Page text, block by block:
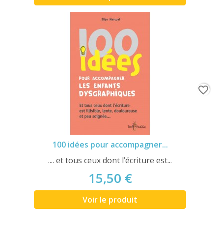
100 idées pour accompagner...
.... et tous ceux dont l’écriture est...
15,50 €
Voir le produit
favorite_border